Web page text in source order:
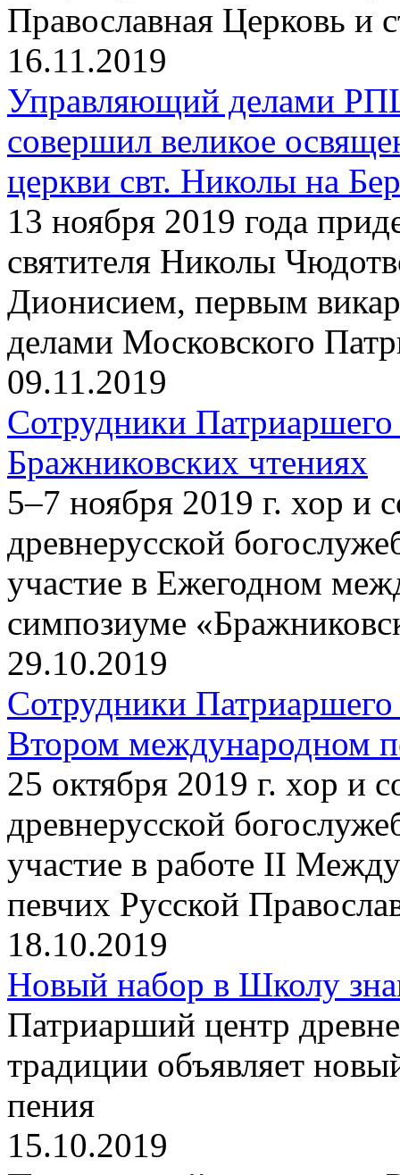
Православная Церковь и
16.11.2019
Управляющий делами
совершил великое
церкви свт. Николы на
13 ноября 2019 года
святителя Николы
Дионисием, первым
делами Московского
09.11.2019
Сотрудники
Бражниковских чтениях
5–7 ноября 2019 г. хор и
древнерусской
участие в Ежегодном
симпозиуме
29.10.2019
Сотрудники
Втором международном
25 октября 2019 г. хор и
древнерусской
участие в работе II
певчих Русской
18.10.2019
Новый набор в Школу
Патриарший центр
традиции объявляет
пения
15.10.2019